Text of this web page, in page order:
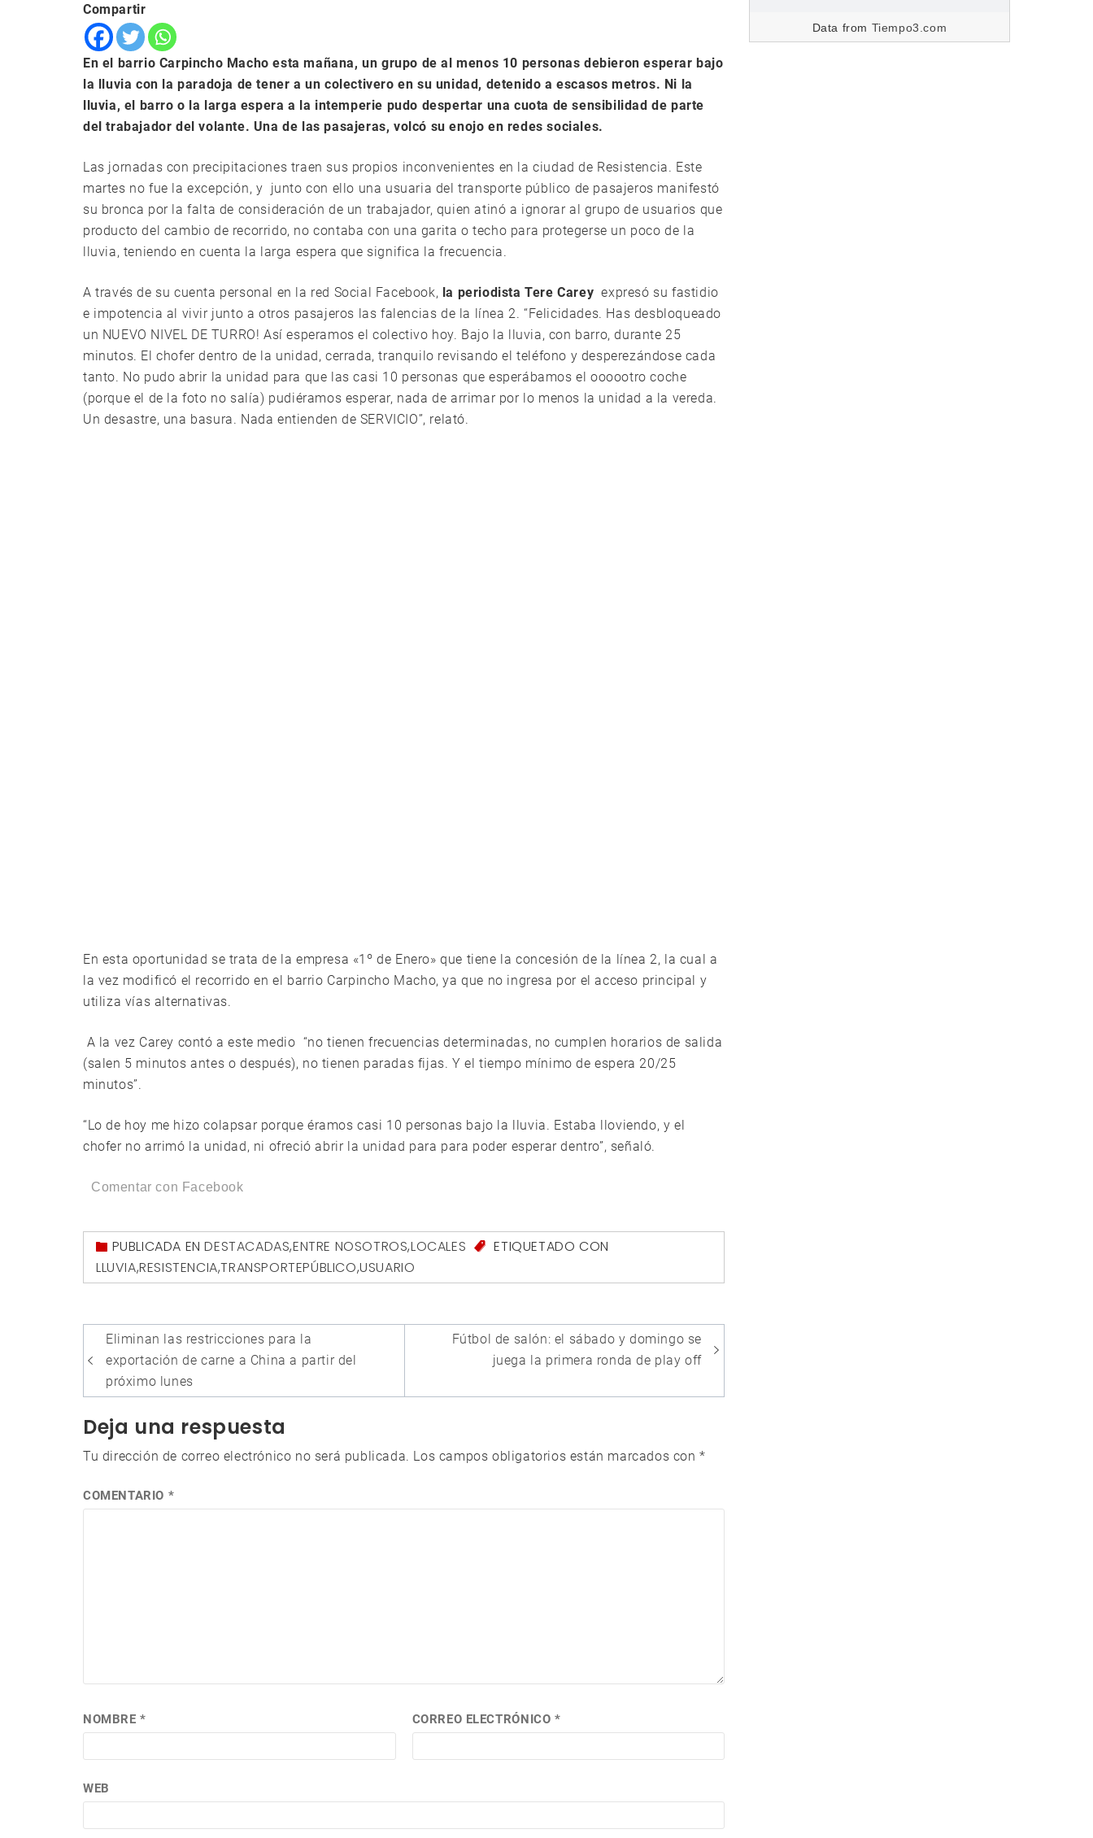
Compartir
En el barrio Carpincho Macho esta mañana, un grupo de al menos 10 personas debieron esperar bajo
la lluvia con la paradoja de tener a un colectivero en su unidad, detenido a escasos metros. Ni la
lluvia, el barro o la larga espera a la intemperie pudo despertar una cuota de sensibilidad de parte
del trabajador del volante. Una de las pasajeras, volcó su enojo en redes sociales.
Las jornadas con precipitaciones traen sus propios inconvenientes en la ciudad de Resistencia. Este
martes no fue la excepción, y junto con ello una usuaria del transporte público de pasajeros manifestó
su bronca por la falta de consideración de un trabajador, quien atinó a ignorar al grupo de usuarios que
producto del cambio de recorrido, no contaba con una garita o techo para protegerse un poco de la
lluvia, teniendo en cuenta la larga espera que significa la frecuencia.
A través de su cuenta personal en la red Social Facebook, la periodista Tere Carey expresó su fastidio
e impotencia al vivir junto a otros pasajeros las falencias de la línea 2. “Felicidades. Has desbloqueado
un NUEVO NIVEL DE TURRO! Así esperamos el colectivo hoy. Bajo la lluvia, con barro, durante 25
minutos. El chofer dentro de la unidad, cerrada, tranquilo revisando el teléfono y desperezándose cada
tanto. No pudo abrir la unidad para que las casi 10 personas que esperábamos el oooootro coche
(porque el de la foto no salía) pudiéramos esperar, nada de arrimar por lo menos la unidad a la vereda.
Un desastre, una basura. Nada entienden de SERVICIO”, relató.
En esta oportunidad se trata de la empresa «1º de Enero» que tiene la concesión de la línea 2, la cual a
la vez modificó el recorrido en el barrio Carpincho Macho, ya que no ingresa por el acceso principal y
utiliza vías alternativas.
A la vez Carey contó a este medio “no tienen frecuencias determinadas, no cumplen horarios de salida
(salen 5 minutos antes o después), no tienen paradas fijas. Y el tiempo mínimo de espera 20/25
minutos”.
“Lo de hoy me hizo colapsar porque éramos casi 10 personas bajo la lluvia. Estaba lloviendo, y el
chofer no arrimó la unidad, ni ofreció abrir la unidad para para poder esperar dentro”, señaló.
Comentar con Facebook
PUBLICADA ENDESTACADAS,ENTRE NOSOTROS,LOCALES
ETIQUETADO CON
LLUVIA,RESISTENCIA,TRANSPORTEPÚBLICO,USUARIO
Navegación
de
entradas
Eliminan las restricciones para la
exportación de carne a China a partir del
próximo lunes
Fútbol de salón: el sábado y domingo se
juega la primera ronda de play off
Deja una respuesta
Tu dirección de correo electrónico no será publicada. Los campos obligatorios están marcados con*
COMENTARIO *
NOMBRE* CORREO ELECTRÓNICO *
WEB
Data from Tiempo3.com